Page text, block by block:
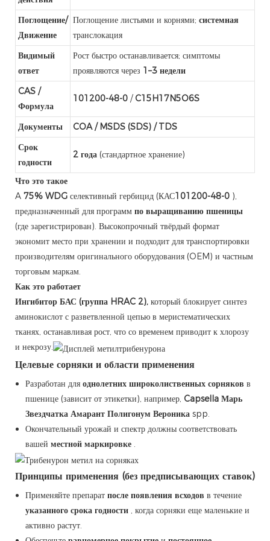
Поглощение/
Движение
Поглощение листьями и корнями; системная
транслокация
Видимый
ответ
Рост быстро останавливается; симптомы
проявляются через 1–3 недели
CAS /
Формула
101200-48-0 / C15H17N5O6S
Документы
COA / MSDS (SDS) / TDS
Срок
годности
2 года (стандартное хранение)
Что это такое
A 75% WDG селективный гербицид (КАС101200-48-0 ),
предназначенный для программ по выращиванию пшеницы
(где зарегистрирован). Высокопрочный твёрдый формат
экономит место при хранении и подходит для транспортировки
производителям оригинального оборудования (OEM) и частным
торговым маркам.
Как это работает
Ингибитор БАС (группа HRAC 2), который блокирует синтез
аминокислот с разветвленной цепью в меристематических
тканях, останавливая рост, что со временем приводит к хлорозу
и некрозу.
Целевые сорняки и области применения
Разработан для однолетних широколиственных сорняков в
пшенице (зависит от этикетки), например, Capsella Марь
Звездчатка Амарант Полигонум Вероникаspp.
Окончательный урожай и спектр должны соответствовать
вашей местной маркировке.
Принципы применения (без предписывающих ставок)
Применяйте препарат после появления всходов в течение
указанного срока годности, когда сорняки еще маленькие и
активно растут.